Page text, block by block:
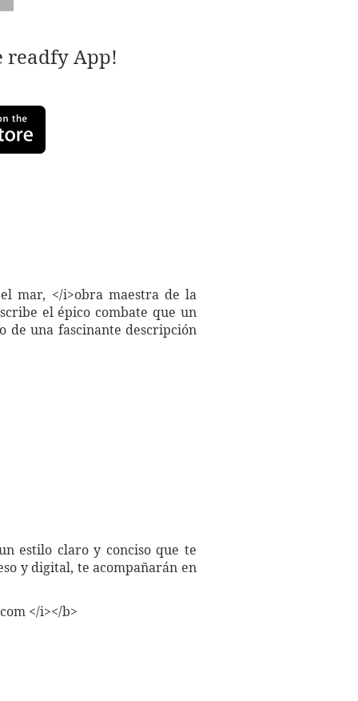
readfy App!
mar, </i>obra maestra de la
el épico combate que un
de una fascinante descripción
estilo claro y conciso que te
y digital, te acompañarán en
</i></b>